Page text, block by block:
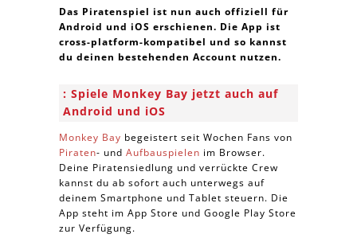
Das Piratenspiel ist nun auch offiziell für
Android und iOS erschienen. Die App ist
cross-platform-kompatibel und so kannst
du deinen bestehenden Account nutzen.
Spiele Monkey Bay jetzt auch auf
Android und iOS
Monkey Bay begeistert seit Wochen Fans von
Piraten- und Aufbauspielen im Browser.
Deine Piratensiedlung und verrückte Crew
kannst du ab sofort auch unterwegs auf
deinem Smartphone und Tablet steuern. Die
App steht im App Store und Google Play Store
zur Verfügung.